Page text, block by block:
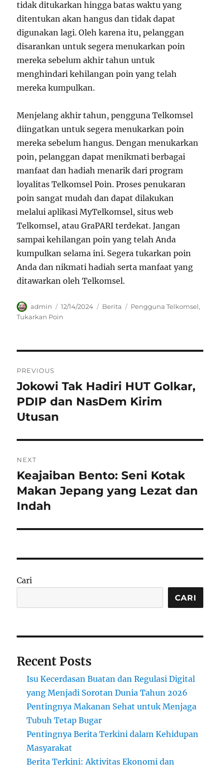
tidak ditukarkan hingga batas waktu yang
ditentukan akan hangus dan tidak dapat
digunakan lagi. Oleh karena itu, pelanggan
disarankan untuk segera menukarkan poin
mereka sebelum akhir tahun untuk
menghindari kehilangan poin yang telah
mereka kumpulkan.
Menjelang akhir tahun, pengguna Telkomsel
diingatkan untuk segera menukarkan poin
mereka sebelum hangus. Dengan menukarkan
poin, pelanggan dapat menikmati berbagai
manfaat dan hadiah menarik dari program
loyalitas Telkomsel Poin. Proses penukaran
poin sangat mudah dan dapat dilakukan
melalui aplikasi MyTelkomsel, situs web
Telkomsel, atau GraPARI terdekat. Jangan
sampai kehilangan poin yang telah Anda
kumpulkan selama ini. Segera tukarkan poin
Anda dan nikmati hadiah serta manfaat yang
ditawarkan oleh Telkomsel.
Author
admin
Posted
on
12/14/2024 Categories
Berita Tags
Pengguna Telkomsel,
Tukarkan Poin
pos
PREVIOUS
Previous
post:
Jokowi Tak Hadiri HUT Golkar,
PDIP dan NasDem Kirim
Utusan
NEXT
Next
post:
Keajaiban Bento: Seni Kotak
Makan Jepang yang Lezat dan
Indah
Cari
CARI
Recent Posts
Isu Kecerdasan Buatan dan Regulasi Digital
yang Menjadi Sorotan Dunia Tahun 2026
Pentingnya Makanan Sehat untuk Menjaga
Tubuh Tetap Bugar
Pentingnya Berita Terkini dalam Kehidupan
Masyarakat
Berita Terkini: Aktivitas Ekonomi dan